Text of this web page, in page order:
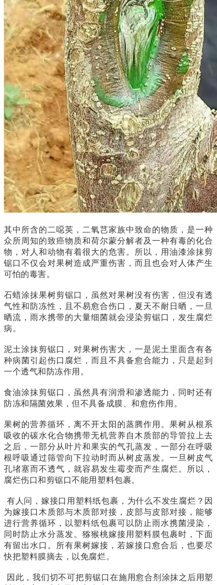
其中所含的二噁英，二氧芑家族中致命的物质，是一种
众所周知的致癌物质和荷尔蒙分解者及一种有毒的化合
物，对人和动物有着很大的危害。所以，用油漆涂抹剪
锯口不仅会对果树造成严重伤害，而且也会对人体产生
可怕的毒害。
石蜡涂抹果树剪锯口，虽然对果树没有伤害，但没有透
气性和防冻性，且不易愈合伤口，夏天不耐日晒，一旦
晒流，雨水携带的大量细菌就会浸染剪锯口，发生腐烂
病。
泥土涂抹剪锯口，对果树伤害大，一是泥土里面含有各
种病菌引起伤口腐烂，而且不具备愈合能力，只是起到
一个透气和防冻作用。
食油涂抹剪锯口，虽然具有润滑和渗透能力，同时还有
防冻和隔菌效果，但不具备成膜、和愈伤作用。
果树的营养循环，离不开太阳的蒸腾作用。果树从根系
吸收的碳水化合物携带无机营养自木质部的导管拉上去
之后，一部分从叶片和果实的气孔蒸发，一部分在呼吸
根呼吸通过筛管向下拉动时而从树皮蒸发。一旦树皮气
孔堵塞而不透气，就容易发生霉变而产生腐烂。所以，
腐烂伤口和剪锯口不能用塑料包裹。
有人问，嫁接口用塑料纸包裹，为什么不发生腐烂？因
为嫁接口木质部与木质部对接，皮部与皮部对接，能够
进行营养循环，以塑料纸包裹可以防止雨水携菌浸染，
同时防止水分蒸发。猕猴桃嫁接用塑料膜包裹时，下面
有留出水口。所有果树嫁接，若嫁接口愈合后，也要尽
快把塑料膜摘去，以免腐烂。
因此，我们切不可把剪锯口在施用愈合剂涂抹之后用塑